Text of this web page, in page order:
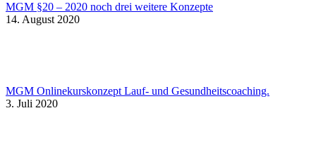
MGM §20 – 2020 noch drei weitere Konzepte
14. August 2020
MGM Onlinekurskonzept Lauf- und Gesundheitscoaching.
3. Juli 2020